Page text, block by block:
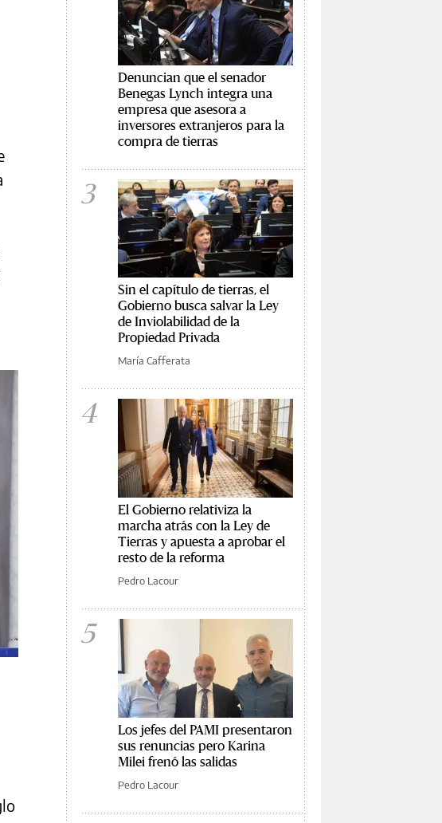
Denuncian que el senador
Benegas Lynch integra una
empresa que asesora a
inversores extranjeros para la
compra de tierras
3
Sin el capítulo de tierras, el
Gobierno busca salvar la Ley
de Inviolabilidad de la
Propiedad Privada
María Cafferata
4
El Gobierno relativiza la
marcha atrás con la Ley de
Tierras y apuesta a aprobar el
resto de la reforma
Pedro Lacour
5
Los jefes del PAMI presentaron
sus renuncias pero Karina
Milei frenó las salidas
Pedro Lacour